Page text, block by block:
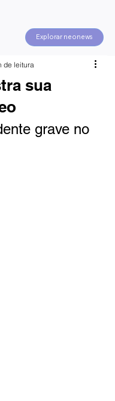
Explorar neonews
sua
de leitura
grave no